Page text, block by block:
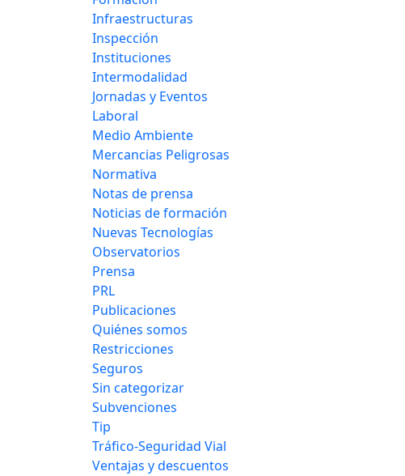
Infraestructuras
Inspección
Instituciones
Intermodalidad
Jornadas y Eventos
Laboral
Medio Ambiente
Mercancias Peligrosas
Normativa
Notas de prensa
Noticias de formación
Nuevas Tecnologías
Observatorios
Prensa
PRL
Publicaciones
Quiénes somos
Restricciones
Seguros
Sin categorizar
Subvenciones
Tip
Tráfico-Seguridad Vial
Ventajas y descuentos